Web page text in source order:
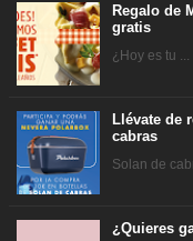
Regalo de
gratis
¿Hoy es tu ...
Llévate de
cabras
Solan de
¿Quieres